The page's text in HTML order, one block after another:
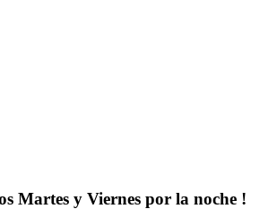
Martes y Viernes por la noche !